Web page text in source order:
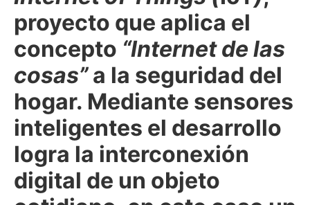
proyecto que aplica el
concepto “Internet de las
cosas”a la seguridad del
hogar. Mediante sensores
inteligentes el desarrollo
logra la interconexión
digital de un objeto